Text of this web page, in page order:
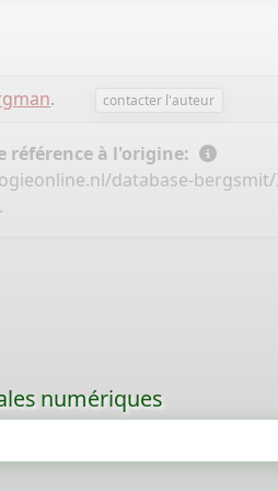
. contacter l'auteur
référence à l'origine:
database-bergsmit/
numériques